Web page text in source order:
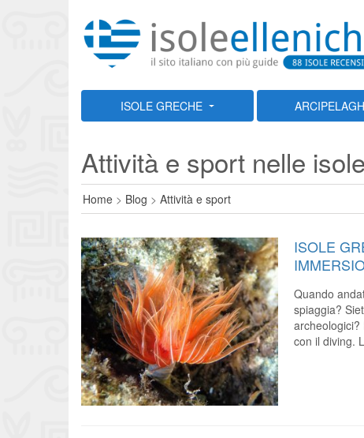
ISOLE GRECHE
Attività e sport nelle
Home > Blog > Attività e sport
ISOLE
Quando
spiaggia?
con il diving.